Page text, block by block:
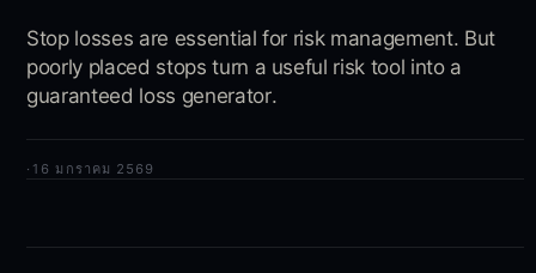
Stop losses are essential for risk management. But
poorly placed stops turn a useful risk tool into a
guaranteed loss generator.
· 16 มกราคม 2569